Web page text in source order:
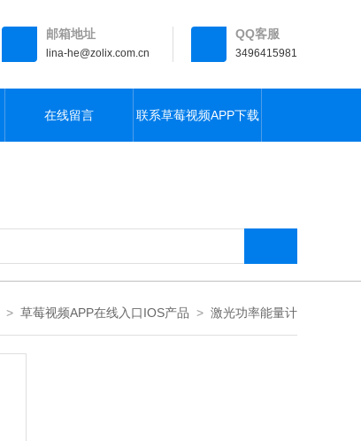
邮箱地址
lina-he@zolix.com.cn
QQ客服
3496415981
在线留言 联系草莓视频APP下载
> 草莓视频APP在线入口IOS产品 > 激光功率能量计